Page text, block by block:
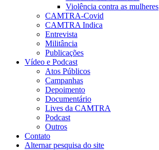
Violência contra as mulheres
CAMTRA-Covid
CAMTRA Indica
Entrevista
Militância
Publicações
Vídeo e Podcast
Atos Públicos
Campanhas
Depoimento
Documentário
Lives da CAMTRA
Podcast
Outros
Contato
Alternar pesquisa do site